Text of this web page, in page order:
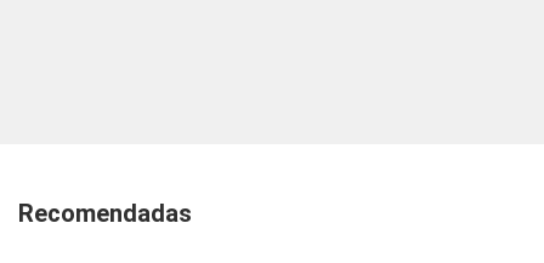
Recomendadas